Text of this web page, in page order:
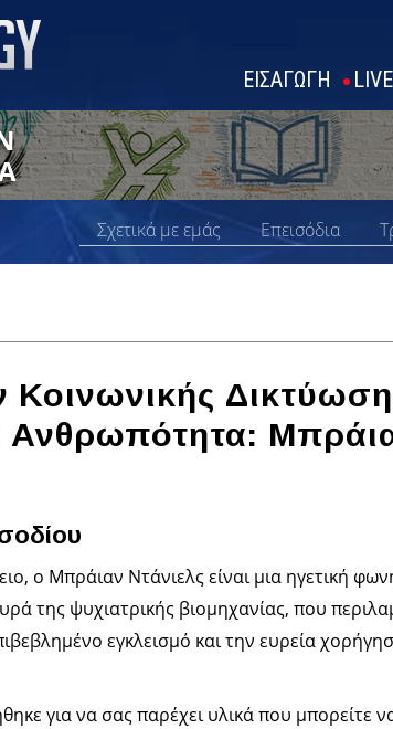
ΕΙΣΑΓΩΓΗ LIVE
Σχετικά με εμάς Επεισόδια
Ανθρωπότητα:
ο Μπράιαν Ντάνιελς είναι μια ηγετική
της ψυχιατρικής βιομηχανίας, που
εγκλεισμό και την ευρεία
για να σας παρέχει υλικά που μπορείτε